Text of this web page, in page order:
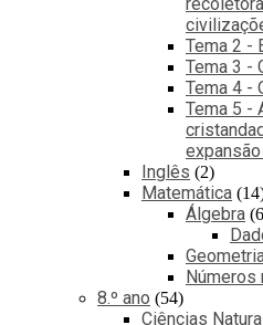
Tema 2 -
Tema 3 -
Tema 4 -
Tema 5 -
Inglês 2
Matemática 14
Álgebra 6
Números
8.º ano 54
Ciências